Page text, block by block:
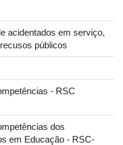
acidentados em serviço,
públicos
- RSC
dos
em Educação - RSC-